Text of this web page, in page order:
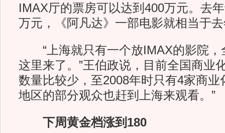
IMAX厅的票房可以达到400万元。去
万元，《阿凡达》一部电影就相当于
“上海就只有一个放IMAX的影院，
这里来了。”王伯政说，目前全国商业
数量比较少，至2008年时只有4家商业
地区的部分观众也赶到上海来观看。”
下周黄金档涨到180